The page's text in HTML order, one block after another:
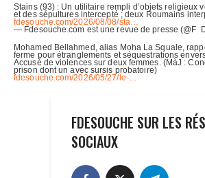
FDESOUCHE SUR LES
SOCIAUX